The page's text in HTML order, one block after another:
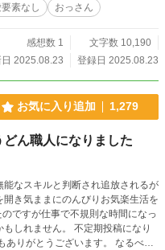
素なし おっさん
感想数 1
文字数 10,190
2025.08.23
登録日 2025.08.23
お気に入り追加 1,279
ん職人になりました
なスキルと判断され追放されるが
き気ままにのんびりお気楽生活を
しれません。 不定期投稿になり